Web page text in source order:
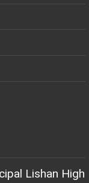
Lishan High